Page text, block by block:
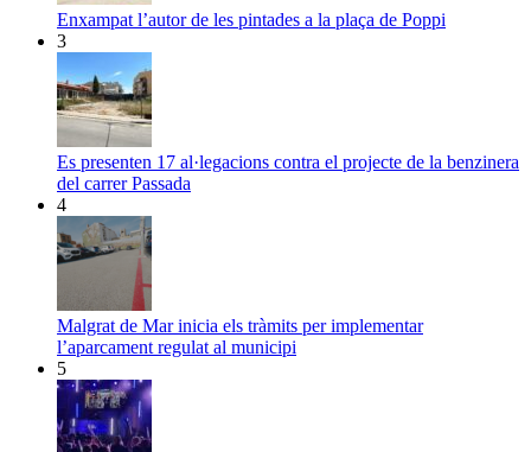
Enxampat l’autor de les pintades a la plaça de Poppi
3
Es presenten 17 al·legacions contra el projecte de la benzinera
del carrer Passada
4
Malgrat de Mar inicia els tràmits per implementar
l’aparcament regulat al municipi
5